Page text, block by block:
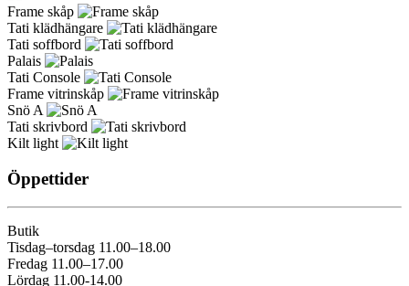
Frame skåp
Tati klädhängare
Tati soffbord
Palais
Tati Console
Frame vitrinskåp
Snö A
Tati skrivbord
Kilt light
Öppettider
Butik
Tisdag–torsdag 11.00–18.00
Fredag 11.00–17.00
Lördag 11.00-14.00